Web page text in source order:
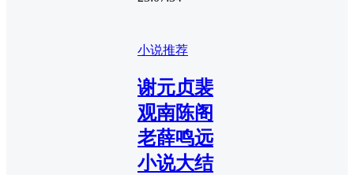
小说推荐
谢元贞裴
观南陈阁
老薛鸣远
小说大结